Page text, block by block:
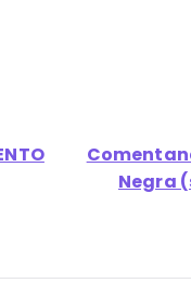
Negra